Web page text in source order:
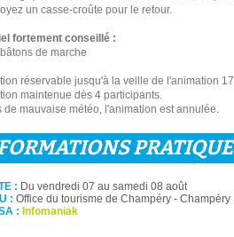
un casse-croûte pour le retour.
fortement conseillé :
de marche
réservable jusqu'à la veille de l'animation
maintenue dès 4 participants.
de mauvaise météo, l'animation est annulée.
: Du vendredi 07 au samedi 08 août
: Office du tourisme de Champéry - Champéry
: Infomaniak